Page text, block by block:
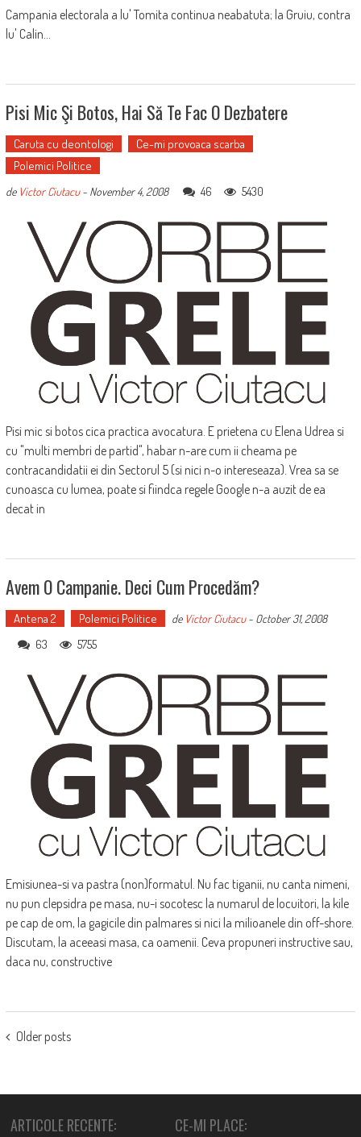
Campania electorala a lu' Tomita continua neabatuta; la Gruiu, contra
lu' Calin...
Pisi Mic Şi Botos, Hai Să Te Fac O Dezbatere
Caruta cu deontologi
Ce-mi provoaca scarba
Polemici Politice
de Victor Ciutacu- November 4, 2008 46 5430
Pisi mic si botos cica practica avocatura. E prietena cu Elena Udrea si
cu "multi membri de partid", habar n-are cum ii cheama pe
contracandidatii ei din Sectorul 5 (si nici n-o intereseaza). Vrea sa se
cunoasca cu lumea, poate si fiindca regele Google n-a auzit de ea
decat in
Avem O Campanie. Deci Cum Procedăm?
Antena 2 Polemici Politice de Victor Ciutacu- October 31, 2008
63 5755
Emisiunea-si va pastra (non)formatul. Nu fac tiganii, nu canta nimeni,
nu pun clepsidra pe masa, nu-i socotesc la numarul de locuitori, la kile
pe cap de om, la gagicile din palmares si nici la milioanele din off-shore.
Discutam, la aceeasi masa, ca oamenii. Ceva propuneri instructive sau,
daca nu, constructive
POSTS
Older posts
ARTICOLE RECENTE: CE-MI PLACE: